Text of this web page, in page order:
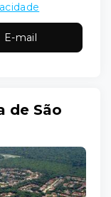
E-mail
de São